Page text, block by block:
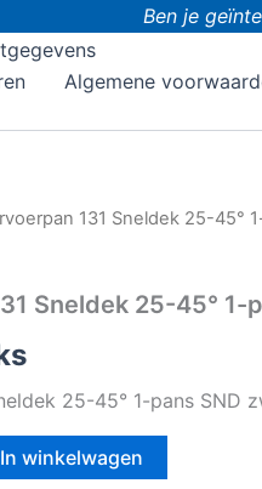
Ben je
Algemene
131 Sneldek 25-45°
Sneldek 25-45° 1-
25-45° 1-pans SND
In winkelwagen